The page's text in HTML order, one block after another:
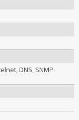
DNS, SNMP